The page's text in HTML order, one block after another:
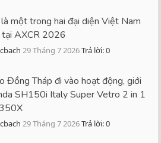
một trong hai đại diện Việt Nam
tại AXCR 2026
29 Tháng 7 2026Trả lời: 0
Đồng Tháp đi vào hoạt động, giới
SH150i Italy Super Vetro 2 in 1
29 Tháng 7 2026Trả lời: 0